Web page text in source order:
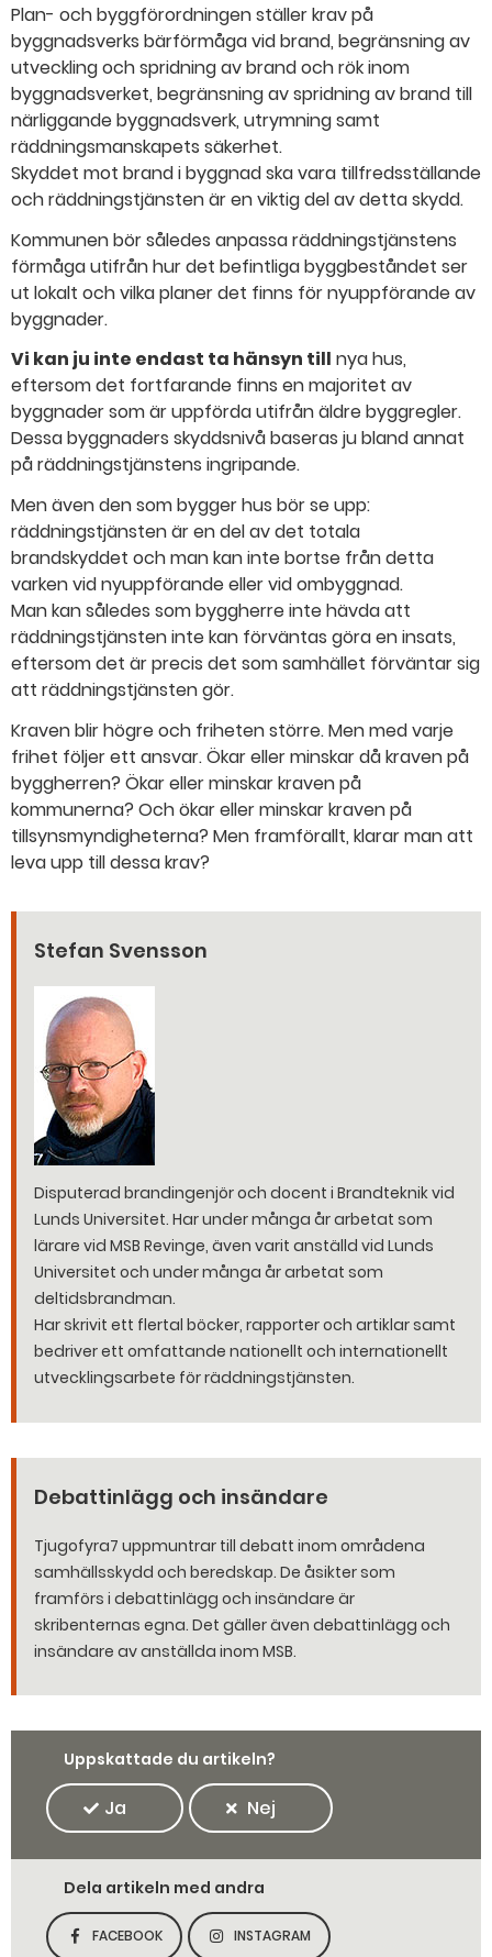
Plan- och byggförordningen ställer krav på
byggnadsverks bärförmåga vid brand, begränsning av
utveckling och spridning av brand och rök inom
byggnadsverket, begränsning av spridning av brand till
närliggande byggnadsverk, utrymning samt
räddningsmanskapets säkerhet.
Skyddet mot brand i byggnad ska vara tillfredsställande
och räddningstjänsten är en viktig del av detta skydd.
Kommunen bör således anpassa räddningstjänstens
förmåga utifrån hur det befintliga byggbeståndet ser
ut lokalt och vilka planer det finns för nyuppförande av
byggnader.
Vi kan ju inte endast ta hänsyn till nya hus,
eftersom det fortfarande finns en majoritet av
byggnader som är uppförda utifrån äldre byggregler.
Dessa byggnaders skyddsnivå baseras ju bland annat
på räddningstjänstens ingripande.
Men även den som bygger hus bör se upp:
räddningstjänsten är en del av det totala
brandskyddet och man kan inte bortse från detta
varken vid nyuppförande eller vid ombyggnad.
Man kan således som byggherre inte hävda att
räddningstjänsten inte kan förväntas göra en insats,
eftersom det är precis det som samhället förväntar sig
att räddningstjänsten gör.
Kraven blir högre och friheten större. Men med varje
frihet följer ett ansvar. Ökar eller minskar då kraven på
byggherren? Ökar eller minskar kraven på
kommunerna? Och ökar eller minskar kraven på
tillsynsmyndigheterna? Men framförallt, klarar man att
leva upp till dessa krav?
Stefan Svensson
Disputerad brandingenjör och docent i Brandteknik vid
Lunds Universitet. Har under många år arbetat som
lärare vid MSB Revinge, även varit anställd vid Lunds
Universitet och under många år arbetat som
deltidsbrandman.
Har skrivit ett flertal böcker, rapporter och artiklar samt
bedriver ett omfattande nationellt och internationellt
utvecklingsarbete för räddningstjänsten.
Debattinlägg och insändare
Tjugofyra7 uppmuntrar till debatt inom områdena
samhällsskydd och beredskap. De åsikter som
framförs i debattinlägg och insändare är
skribenternas egna. Det gäller även debattinlägg och
insändare av anställda inom MSB.
Uppskattade du artikeln?
Ja Nej
Dela artikeln med andra
DELA SIDAN PÅ
FACEBOOK
DELA SIDAN PÅ
INSTAGRAM